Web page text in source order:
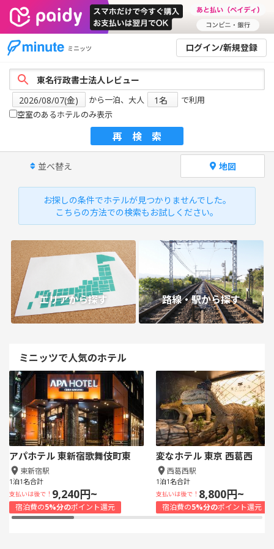
ミニッツ ログイン/新規登録
から一泊、大人
で利用
空室のあるホテルのみ表示
再検索
並べ替え 地図
お探しの条件でホテルが見つかりませんでした。
こちらの方法での検索もお試しください。
エリアから探す 路線・駅から探す
ミニッツで人気のホテル
アパホテル 東新宿歌舞伎町東
東新宿駅
1泊1名合計
支払いは後で！ 9,240円~
宿泊費の5%分のポイント還元
変なホテル 東京 西葛西
西葛西駅
1泊1名合計
支払いは後で！ 8,800円~
宿泊費の5%分のポイント還元